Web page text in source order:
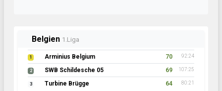
Belgien 1.Liga
1 Arminius Belgium 70 92:24
2 SWB Schildesche 05 69 107:25
3 Turbine Brügge 64 80:21